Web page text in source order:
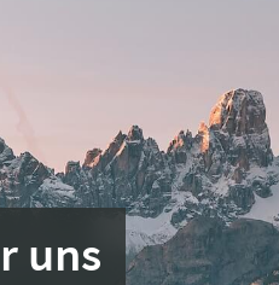
uns